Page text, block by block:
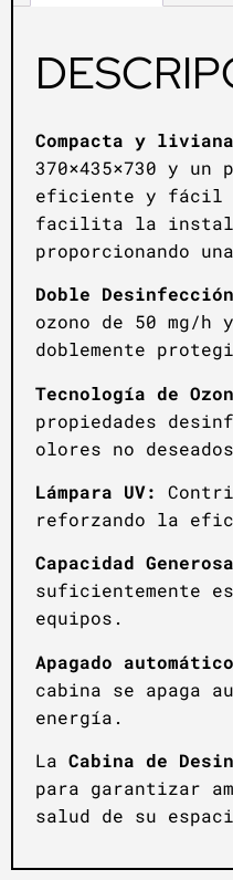
Compacta y
370×435×730 y
eficiente y fácil
facilita la
proporcionando
Doble
ozono de 50 mg/h
doblemente
Tecnología de
propiedades
olores no
Lámpara UV:
reforzando la
Capacidad
suficientemente
equipos.
Apagado
cabina se apaga
energía.
La Cabina de
para garantizar
salud de su